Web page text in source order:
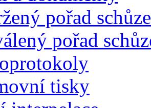
pořad schůze
pořad
tisky